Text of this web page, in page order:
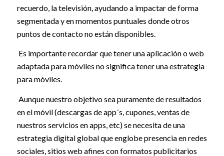
recuerdo, la televisión, ayudando a impactar de forma
segmentada y en momentos puntuales donde otros
puntos de contacto no están disponibles.
Es importante recordar que tener una aplicación o web
adaptada para móviles no significa tener una estrategia
para móviles.
Aunque nuestro objetivo sea puramente de resultados
en el móvil (descargas de app´s, cupones, ventas de
nuestros servicios en apps, etc) se necesita de una
estrategia digital global que englobe presencia en redes
sociales, sitios web afines con formatos publicitarios